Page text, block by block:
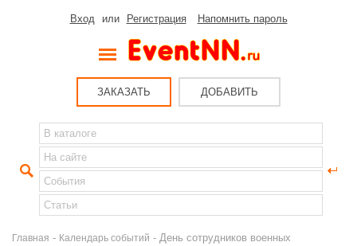
Вход или Регистрация Напомнить пароль
ЗАКАЗАТЬ ДОБАВИТЬ
Главная - Календарь событий - День сотрудников военных